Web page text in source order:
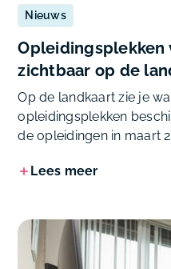
Nieuws
Opleidingsplekken
zichtbaar op de
Op de landkaart zie je
opleidingsplekken
de opleidingen in maart
Lees meer